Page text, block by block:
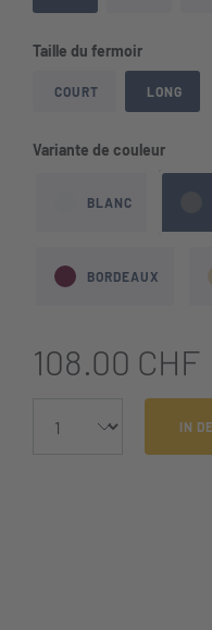
Taille du fermoirauswählen
COURT LONG
Variante de couleur
BLANC
BORDEAUX
108.00 CHF
IN